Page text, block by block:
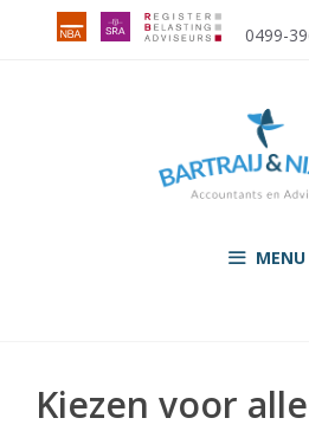
0499-
MENU
Kiezen voor